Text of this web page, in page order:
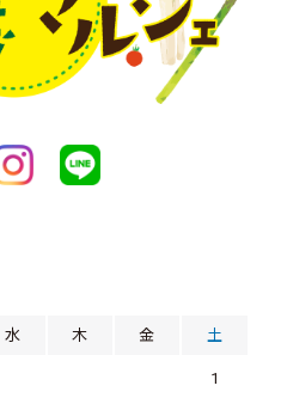
水 木 金 土
1